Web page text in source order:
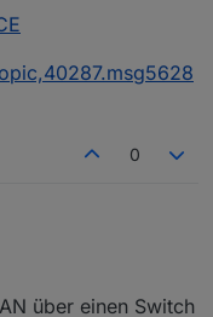
288963
0
über einen Switch